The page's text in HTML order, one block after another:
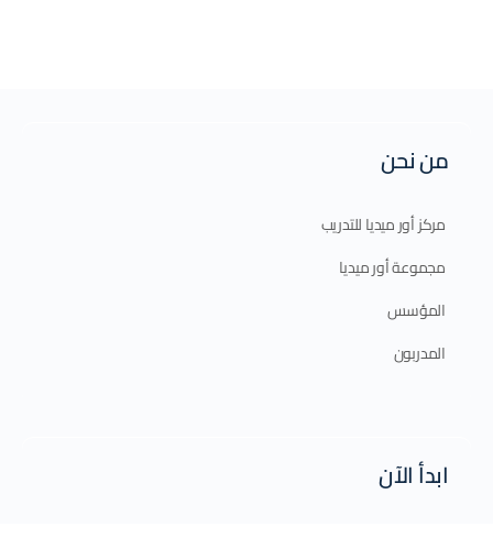
من نحن
مركز أور ميديا للتدريب
مجموعة أور ميديا
المؤسس
المدربون
ابدأ الآن